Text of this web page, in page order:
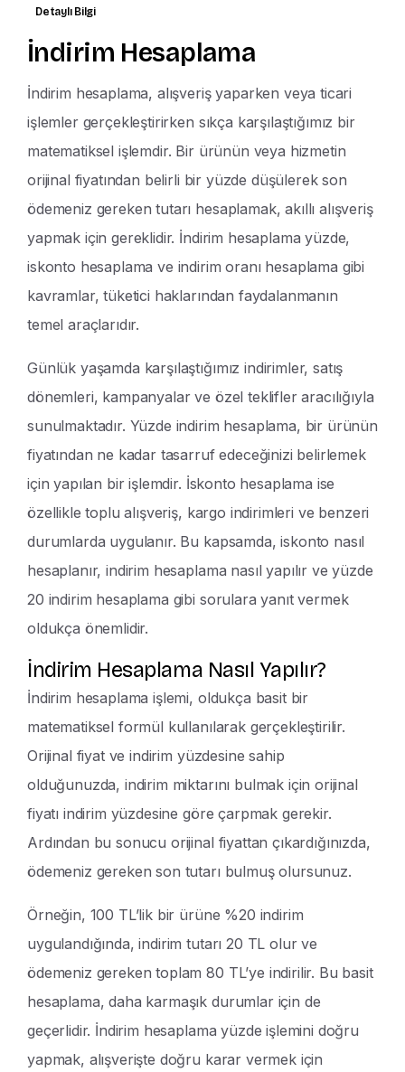
Detaylı Bilgi
İndirim Hesaplama
İndirim hesaplama, alışveriş yaparken veya ticari
işlemler gerçekleştirirken sıkça karşılaştığımız bir
matematiksel işlemdir. Bir ürünün veya hizmetin
orijinal fiyatından belirli bir yüzde düşülerek son
ödemeniz gereken tutarı hesaplamak, akıllı alışveriş
yapmak için gereklidir. İndirim hesaplama yüzde,
iskonto hesaplama ve indirim oranı hesaplama gibi
kavramlar, tüketici haklarından faydalanmanın
temel araçlarıdır.
Günlük yaşamda karşılaştığımız indirimler, satış
dönemleri, kampanyalar ve özel teklifler aracılığıyla
sunulmaktadır. Yüzde indirim hesaplama, bir ürünün
fiyatından ne kadar tasarruf edeceğinizi belirlemek
için yapılan bir işlemdir. İskonto hesaplama ise
özellikle toplu alışveriş, kargo indirimleri ve benzeri
durumlarda uygulanır. Bu kapsamda, iskonto nasıl
hesaplanır, indirim hesaplama nasıl yapılır ve yüzde
20 indirim hesaplama gibi sorulara yanıt vermek
oldukça önemlidir.
İndirim Hesaplama Nasıl Yapılır?
İndirim hesaplama işlemi, oldukça basit bir
matematiksel formül kullanılarak gerçekleştirilir.
Orijinal fiyat ve indirim yüzdesine sahip
olduğunuzda, indirim miktarını bulmak için orijinal
fiyatı indirim yüzdesine göre çarpmak gerekir.
Ardından bu sonucu orijinal fiyattan çıkardığınızda,
ödemeniz gereken son tutarı bulmuş olursunuz.
Örneğin, 100 TL’lik bir ürüne %20 indirim
uygulandığında, indirim tutarı 20 TL olur ve
ödemeniz gereken toplam 80 TL’ye indirilir. Bu basit
hesaplama, daha karmaşık durumlar için de
geçerlidir. İndirim hesaplama yüzde işlemini doğru
yapmak, alışverişte doğru karar vermek için